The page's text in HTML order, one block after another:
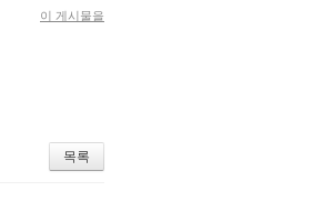
이 게시물을
목록